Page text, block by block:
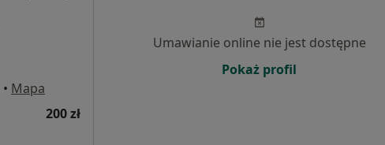
• Mapa
200 zł
Umawianie online nie jest dostępne
Pokaż profil